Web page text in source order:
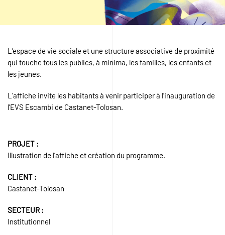
L’espace de vie sociale et une structure associative de proximité
qui touche tous les publics, à minima, les familles, les enfants et
les jeunes.
L’affiche invite les habitants à venir participer à l’inauguration de
l’EVS Escambi de Castanet-Tolosan.
PROJET :
Illustration de l’affiche et création du programme.
CLIENT :
Castanet-Tolosan
SECTEUR :
Institutionnel